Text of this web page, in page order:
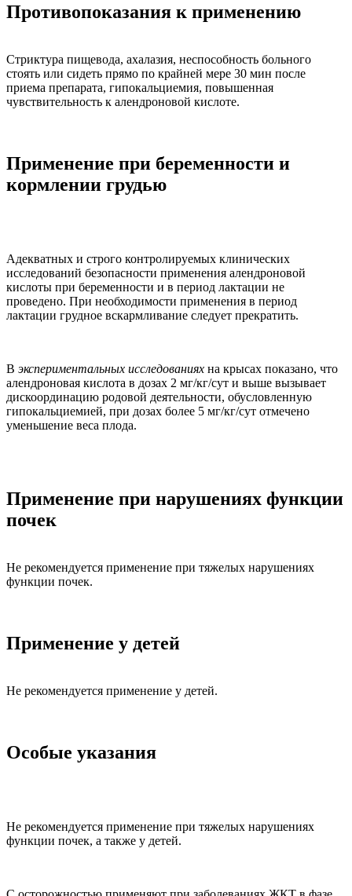
Противопоказания к применению
Стриктура пищевода, ахалазия, неспособность больного
стоять или сидеть прямо по крайней мере 30 мин после
приема препарата, гипокальциемия, повышенная
чувствительность к алендроновой кислоте.
Применение при беременности и
кормлении грудью
Адекватных и строго контролируемых клинических
исследований безопасности применения алендроновой
кислоты при беременности и в период лактации не
проведено. При необходимости применения в период
лактации грудное вскармливание следует прекратить.
В экспериментальных исследованиях на крысах показано, что
алендроновая кислота в дозах 2 мг/кг/сут и выше вызывает
дискоординацию родовой деятельности, обусловленную
гипокальциемией, при дозах более 5 мг/кг/сут отмечено
уменьшение веса плода.
Применение при нарушениях функции
почек
Не рекомендуется применение при тяжелых нарушениях
функции почек.
Применение у детей
Не рекомендуется применение у детей.
Особые указания
Не рекомендуется применение при тяжелых нарушениях
функции почек, а также у детей.